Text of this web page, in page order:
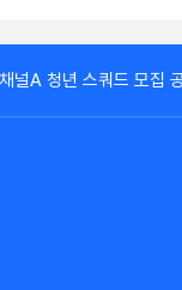
널A 청년 스쿼드 모집